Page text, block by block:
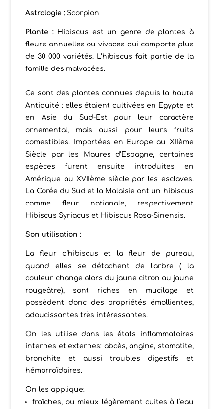
Astrologie : Scorpion
Plante :
Hibiscus est un genre de plantes à
fleurs annuelles ou vivaces qui comporte plus
de 30 000 variétés. L’hibiscus fait partie de la
famille des malvacées.
Ce sont des plantes connues depuis la haute
Antiquité : elles étaient cultivées en Egypte et
en Asie du Sud-Est pour leur caractère
ornemental, mais aussi pour leurs fruits
comestibles. Importées en Europe au XIIème
Siècle par les Maures d’Espagne, certaines
espèces furent ensuite introduites en
Amérique au XVIIème siècle par les esclaves.
La Corée du Sud et la Malaisie ont un hibiscus
comme fleur nationale, respectivement
Hibiscus Syriacus et Hibiscus Rosa-Sinensis.
Son utilisation :
La fleur d’hibiscus et la fleur de pureau,
quand elles se détachent de l’arbre ( la
couleur change alors du jaune citron au jaune
rougeâtre), sont riches en mucilage et
possèdent donc des propriétés émollientes,
adoucissantes très intéressantes.
On les utilise dans les états inflammatoires
internes et externes: abcès, angine, stomatite,
bronchite et aussi troubles digestifs et
hémorroïdaires.
On les applique:
fraîches, ou mieux légèrement cuites à l’eau